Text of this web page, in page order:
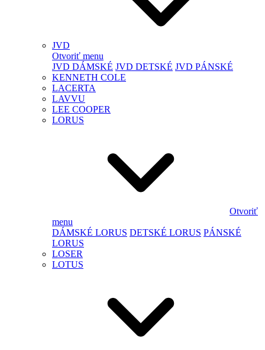
JVD
Otvoriť menu
JVD DÁMSKÉ JVD DETSKÉ JVD PÁNSKÉ
KENNETH COLE
LACERTA
LAVVU
LEE COOPER
LORUS
Otvoriť
menu
DÁMSKÉ LORUS DETSKÉ LORUS PÁNSKÉ
LORUS
LOSER
LOTUS